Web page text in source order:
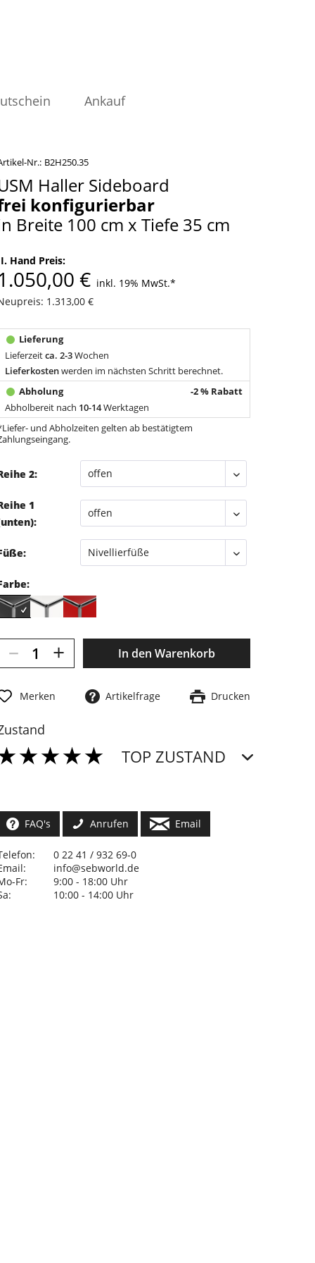
Ankauf
Nr.: B2H250.35
Haller Sideboard
konfigurierbar
Breite 100 cm x Tiefe 35 cm
Hand Preis:
€ inkl. 19% MwSt.*
1.313,00 €
Lieferzeitca. 2-3Wochen
Lieferkostenwerden im nächsten Schritt berechnet.
-2 % Rabatt
Abholbereit nach 10-14Werktagen
und Abholzeiten gelten ab bestätigtem
2:
1
– + In den Warenkorb
Merken Artikelfrage Drucken
TOP ZUSTAND
FAQ's Anrufen Email
0 22 41 / 932 69-0
info@sebworld.de
Fr:
9:00 - 18:00 Uhr
10:00 - 14:00 Uhr